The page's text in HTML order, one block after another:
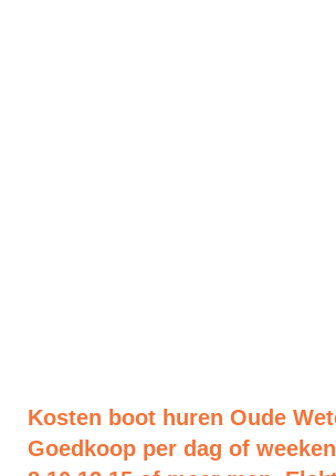
Kosten boot huren Oude
Goedkoop per dag of